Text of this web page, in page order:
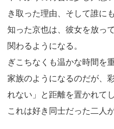
き取った理由、そして誰に
知った京也は、彼女を放っ
関わるようになる。
ぎこちなくも温かな時間を
家族のようになるのだが、
れない」と距離を置かれて
これは好き同士だった二人